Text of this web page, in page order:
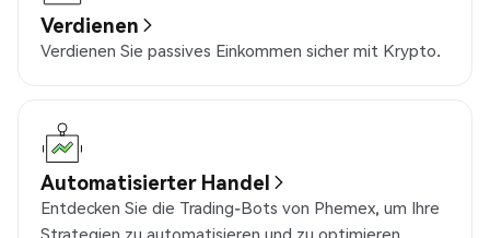
Verdienen
Verdienen Sie passives Einkommen sicher mit Krypto.
Automatisierter Handel
Entdecken Sie die Trading-Bots von Phemex, um Ihre